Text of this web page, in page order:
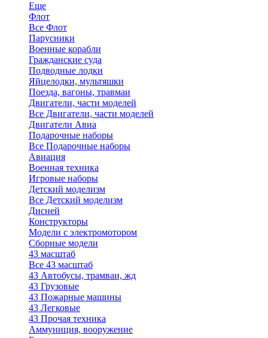
Еще
Флот
Все Флот
Парусники
Военные корабли
Гражданские суда
Подводные лодки
Яйцелодки, мультяшки
Поезда, вагоны, травмаи
Двигатели, части моделей
Все Двигатели, части моделей
Двигатели Авиа
Подарочные наборы
Все Подарочные наборы
Авиация
Военная техника
Игровые наборы
Детский моделизм
Все Детский моделизм
Дисней
Конструкторы
Модели с электромотором
Сборные модели
43 масштаб
Все 43 масштаб
43 Автобусы, трамваи, жд
43 Грузовые
43 Пожарные машины
43 Легковые
43 Прочая техника
Аммуниция, вооружение